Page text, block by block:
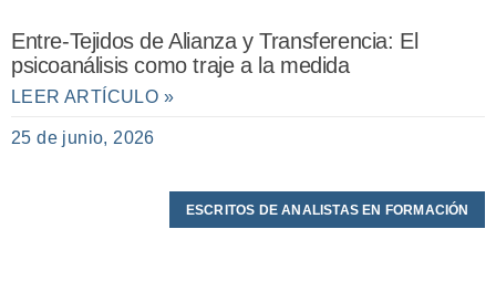
Entre-Tejidos de Alianza y Transferencia: El
psicoanálisis como traje a la medida
LEER ARTÍCULO »
25 de junio, 2026
ESCRITOS DE ANALISTAS EN FORMACIÓN